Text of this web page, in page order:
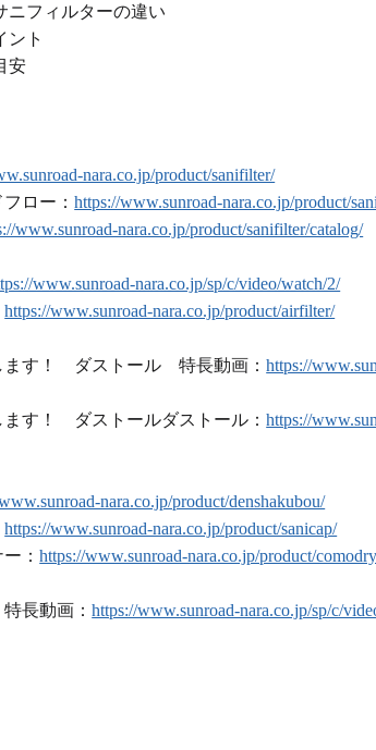
ニフィルターの違い
ント
安
nara.co.jp/product/sanifilter/
ロー：https://www.sunroad-nara.co.jp/product/
www.sunroad-nara.co.jp/product/sanifilter/catalog/
www.sunroad-nara.co.jp/sp/c/video/watch/2/
https://www.sunroad-nara.co.jp/product/airfilter/
ます！ ダストール 特長動画：https://
ます！ ダストールダストール：https://
nara.co.jp/product/denshakubou/
https://www.sunroad-nara.co.jp/product/sanicap/
：https://www.sunroad-nara.co.jp/product/
長動画：https://www.sunroad-nara.co.jp/sp/c/